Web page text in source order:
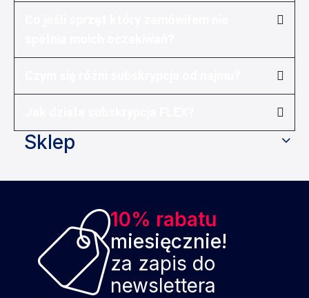
Sklep
10% rabatu
miesięcznie!
za zapis do
newslettera